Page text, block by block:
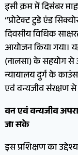
इसी क्रम में दिसंबर
“प्रोटेक्ट टुडे एंड
दिवसीय विधिक
आयोजन किया गया।
(नालसा) के सहयोग से
न्यायालय दुर्ग के
एवं वन्यजीव संरक्षण से
वन एवं वन्यजीव
जा सके
इस प्रशिक्षण का